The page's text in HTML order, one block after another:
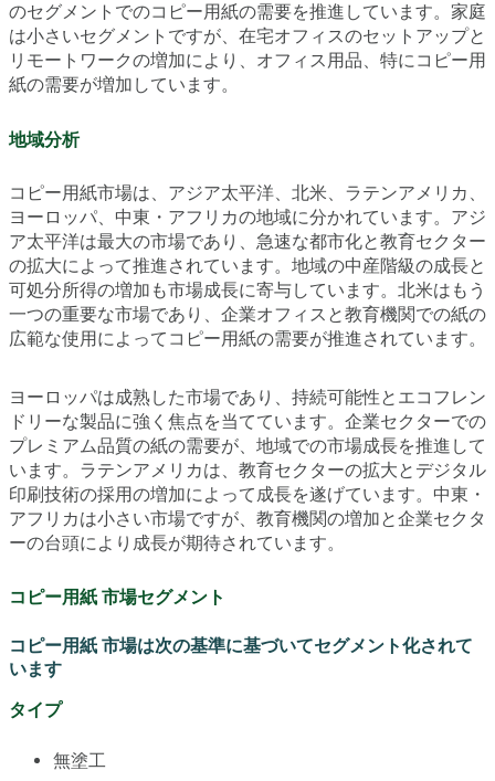
のセグメントでのコピー用紙の需要を推進しています。家庭
は小さいセグメントですが、在宅オフィスのセットアップと
リモートワークの増加により、オフィス用品、特にコピー用
紙の需要が増加しています。
地域分析
コピー用紙市場は、アジア太平洋、北米、ラテンアメリカ、
ヨーロッパ、中東・アフリカの地域に分かれています。アジ
ア太平洋は最大の市場であり、急速な都市化と教育セクター
の拡大によって推進されています。地域の中産階級の成長と
可処分所得の増加も市場成長に寄与しています。北米はもう
一つの重要な市場であり、企業オフィスと教育機関での紙の
広範な使用によってコピー用紙の需要が推進されています。
ヨーロッパは成熟した市場であり、持続可能性とエコフレン
ドリーな製品に強く焦点を当てています。企業セクターでの
プレミアム品質の紙の需要が、地域での市場成長を推進して
います。ラテンアメリカは、教育セクターの拡大とデジタル
印刷技術の採用の増加によって成長を遂げています。中東・
アフリカは小さい市場ですが、教育機関の増加と企業セクタ
ーの台頭により成長が期待されています。
コピー用紙 市場セグメント
コピー用紙 市場は次の基準に基づいてセグメント化されて
います
タイプ
無塗工